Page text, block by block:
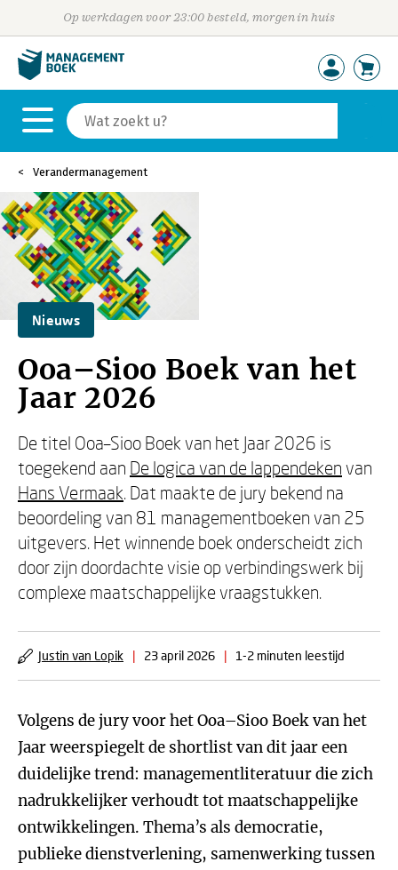
Op werkdagen voor 23:00 besteld, morgen in huis
Verandermanagement
Nieuws
Ooa–Sioo Boek van het
Jaar 2026
De titel Ooa–Sioo Boek van het Jaar 2026 is
toegekend aan De logica van de lappendeken van
Hans Vermaak. Dat maakte de jury bekend na
beoordeling van 81 managementboeken van 25
uitgevers. Het winnende boek onderscheidt zich
door zijn doordachte visie op verbindingswerk bij
complexe maatschappelijke vraagstukken.
Justin van Lopik | 23 april 2026 | 1-2 minuten leestijd
Volgens de jury voor het Ooa–Sioo Boek van het
Jaar weerspiegelt de shortlist van dit jaar een
duidelijke trend: managementliteratuur die zich
nadrukkelijker verhoudt tot maatschappelijke
ontwikkelingen. Thema’s als democratie,
publieke dienstverlening, samenwerking tussen